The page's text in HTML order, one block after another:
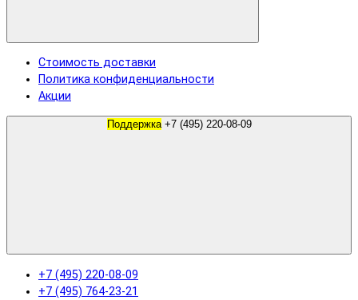
Стоимость доставки
Политика конфиденциальности
Акции
Поддержка +7 (495) 220-08-09
+7 (495) 220-08-09
+7 (495) 764-23-21